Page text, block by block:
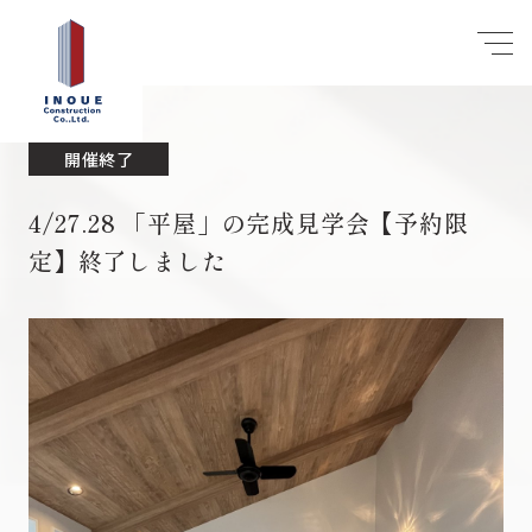
開催終了
4/27.28 「平屋」の完成見学会【予約限
定】終了しました